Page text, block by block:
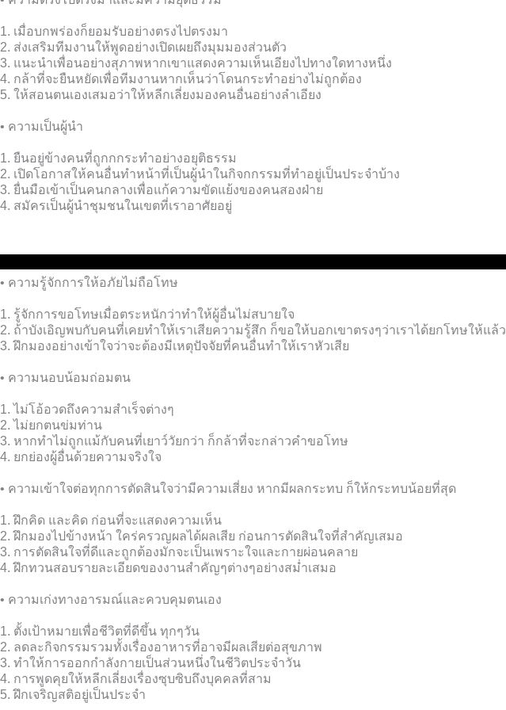
1. เมื่อบกพร่องก็ยอมรับอย่างตรงไปตรงมา
2. ส่งเสริมทีมงานให้พูดอย่างเปิดเผยถึงมุมมองส่วนตัว
3. แนะนำเพื่อนอย่างสุภาพหากเขาแสดงความเห็นเอียงไปทางใดทางหนึ่ง
4. กล้าที่จะยืนหยัดเพื่อทีมงานหากเห็นว่าโดนกระทำอย่างไม่ถูกต้อง
5. ให้สอนตนเองเสมอว่าให้หลีกเลี่ยงมองคนอื่นอย่างลำเอียง
• ความเป็นผู้นำ
1. ยืนอยู่ข้างคนที่ถูกกกระทำอย่างอยุติธรรม
2. เปิดโอกาสให้คนอื่นทำหน้าที่เป็นผู้นำในกิจกกรรมที่ทำอยู่เป็นประจำบ้าง
3. ยื่นมือเข้าเป็นคนกลางเพื่อแก้ความขัดแย้งของคนสองฝ่าย
4. สมัครเป็นผู้นำชุมชนในเขตที่เราอาศัยอยู่
• ความรู้จักการให้อภัยไม่ถือโทษ
1. รู้จักการขอโทษเมื่อตระหนักว่าทำให้ผู้อื่นไม่สบายใจ
2. ถ้าบังเอิญพบกับคนที่เคยทำให้เราเสียความรู้สึก ก็ขอให้บอกเขาตรงๆว่าเราได้ยกโทษให้แล้ว
3. ฝึกมองอย่างเข้าใจว่าจะต้องมีเหตุปัจจัยที่คนอื่นทำให้เราหัวเสีย
• ความนอบน้อมถ่อมตน
1. ไม่โอ้อวดถึงความสำเร็จต่างๆ
2. ไม่ยกตนข่มท่าน
3. หากทำไม่ถูกแม้กับคนที่เยาว์วัยกว่า ก็กล้าที่จะกล่าวคำขอโทษ
4. ยกย่องผู้อื่นด้วยความจริงใจ
• ความเข้าใจต่อทุกการตัดสินใจว่ามีความเสี่ยง หากมีผลกระทบ ก็ให้กระทบน้อยที่สุด
1. ฝึกคิด และคิด ก่อนที่จะแสดงความเห็น
2. ฝึกมองไปข้างหน้า ใคร่ครวญผลได้ผลเสีย ก่อนการตัดสินใจที่สำคัญเสมอ
3. การตัดสินใจที่ดีและถูกต้องมักจะเป็นเพราะใจและกายผ่อนคลาย
4. ฝึกทวนสอบรายละเอียดของงานสำคัญๆต่างๆอย่างสม่ำเสมอ
• ความเก่งทางอารมณ์และควบคุมตนเอง
1. ตั้งเป้าหมายเพื่อชีวิตที่ดีขึ้น ทุกๆวัน
2. ลดละกิจกรรมรวมทั้งเรื่องอาหารที่อาจมีผลเสียต่อสุขภาพ
3. ทำให้การออกกำลังกายเป็นส่วนหนึ่งในชีวิตประจำวัน
4. การพูดคุยให้หลีกเลี่ยงเรื่องซุบซิบถึงบุคคลที่สาม
5. ฝึกเจริญสติอยู่เป็นประจำ